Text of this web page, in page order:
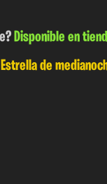
Disponible en
Estrella de